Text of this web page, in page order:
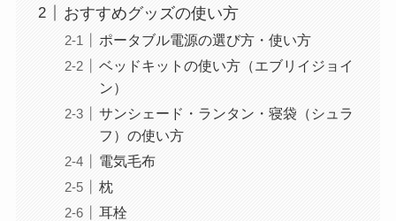
おすすめグッズの使い方
ポータブル電源の選び方・使い方
ベッドキットの使い方（エブリイジョイ
ン）
サンシェード・ランタン・寝袋（シュラ
フ）の使い方
電気毛布
枕
耳栓